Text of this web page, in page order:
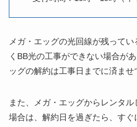
メガ・エッグの光回線が残ってい
くBB光の工事ができない場合が
ッグの解約は工事日までに済ませ
また、メガ・エッグからレンタ
場合は、解約日を過ぎたら、すぐ